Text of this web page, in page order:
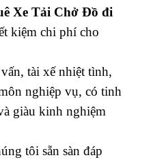
Xe Tải Chở Đồ đi
kiệm chi phí cho
tài xế nhiệt tình,
nghiệp vụ, có tinh
giàu kinh nghiệm
tôi sẵn sàn đáp